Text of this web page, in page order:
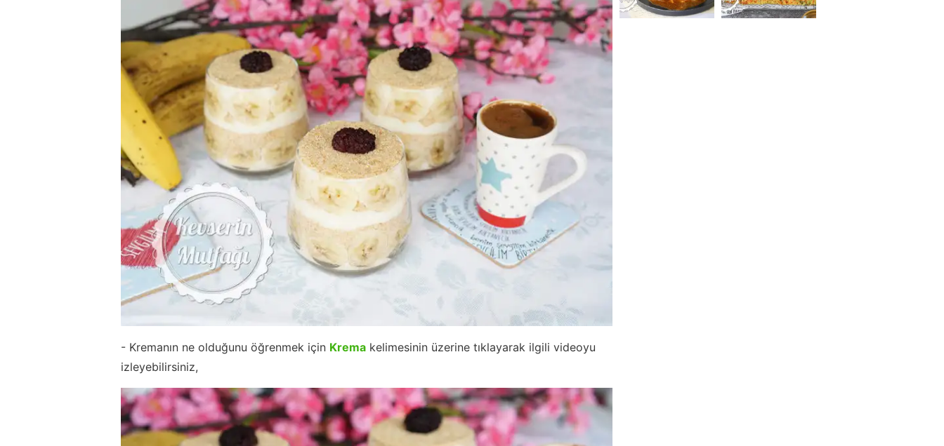
- Kremanın ne olduğunu öğrenmek için Krema kelimesinin üzerine tıklayarak ilgili videoyu
izleyebilirsiniz,